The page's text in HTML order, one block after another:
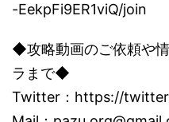
-EekpFi9ER1viQ/join
◆攻略動画のご依頼や
ラまで◆
Twitter：https://